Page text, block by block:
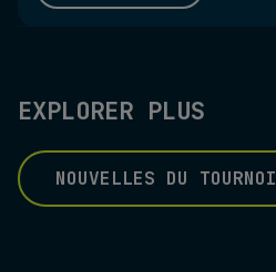
EXPLORER PLUS
NOUVELLES DU TOURNOI